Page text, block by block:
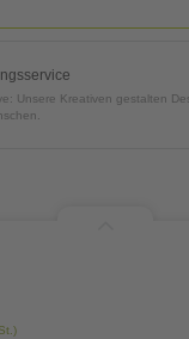
Unsere Kreativen gestalten